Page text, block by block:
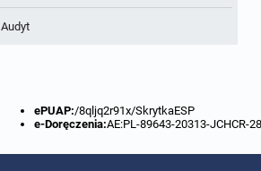
Audyt
ePUAP:/8qljq2r91x/SkrytkaESP
e-Doręczenia:AE:PL-89643-20313-JCHCR-28